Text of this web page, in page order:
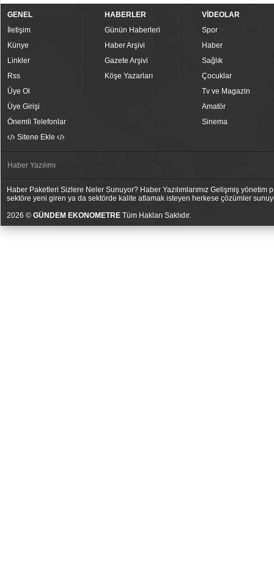
GENEL
İletişim
Künye
Linkler
Rss
Üye Ol
Üye Girişi
Önemli Telefonlar
Sitene Ekle
HABERLER
Günün Haberleri
Haber Arşivi
Gazete Arşivi
Köşe Yazarları
VİDEOLAR
Spor
Haber
Sağlık
Çocuklar
Tv ve Magazin
Amatör
Sinema
Haber Yazılımı
Haber Paketleri Sizlere Neler Sunuyor? Haber Yazılımlarımız Gelişmiş
sektöre yeni giren ya da sektörde kalite atlamak isteyen herkese çözümler
2026 © GÜNDEM EKONOMETRE Tüm Hakları Saklıdır.